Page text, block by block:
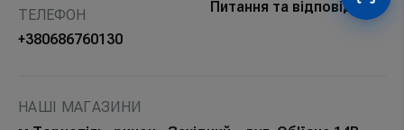
ТЕЛЕФОН
+380686760130
Питання та відповіді
НАШІ МАГАЗИНИ